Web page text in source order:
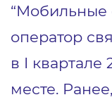
“Мобильные
оператор
в I квартале
месте.